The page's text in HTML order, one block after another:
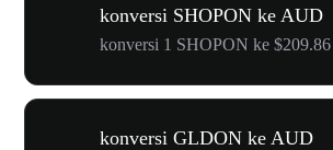
konversi SHOPON ke AUD
konversi 1 SHOPON ke $209.86
konversi GLDON ke AUD